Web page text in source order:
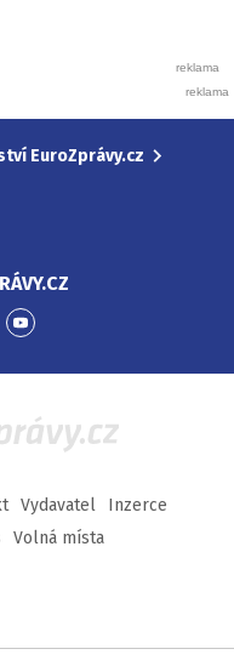
EuroZprávy.cz
Přejít
YouTube
Vydavatel
Inzerce
Volná místa